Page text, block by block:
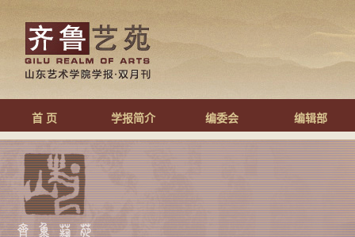
首 页 学报简介 编委会 编辑部